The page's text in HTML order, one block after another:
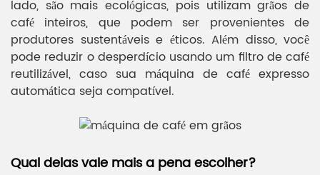
lado, são mais ecológicas, pois utilizam grãos de
café inteiros, que podem ser provenientes de
produtores sustentáveis ​​e éticos. Além disso, você
pode reduzir o desperdício usando um filtro de café
reutilizável, caso sua máquina de café expresso
automática seja compatível.
Qual delas vale mais a pena escolher?